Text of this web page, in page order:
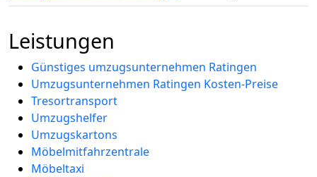
Leistungen
Günstiges umzugsunternehmen Ratingen
Umzugsunternehmen Ratingen Kosten-Preise
Tresortransport
Umzugshelfer
Umzugskartons
Möbelmitfahrzentrale
Möbeltaxi